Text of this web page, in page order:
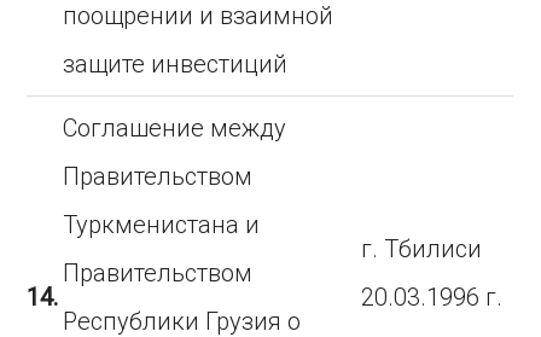
поощрении и взаимной
защите инвестиций
14.
Соглашение между
Правительством
Туркменистана и
Правительством
Республики Грузия о
г. Тбилиси
20.03.1996 г.